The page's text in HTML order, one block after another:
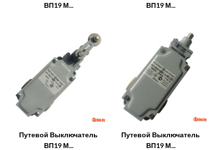
ВП19 М...
ВП19 М...
Путевой Выключатель
ВП19 М...
Путевой Выключатель
ВП19 М...